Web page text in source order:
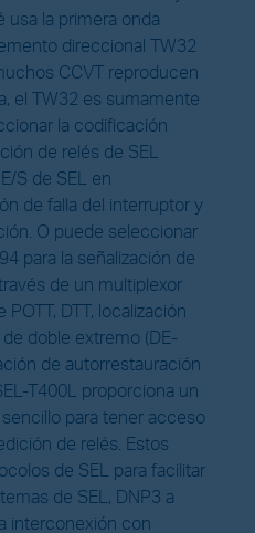
usa la primera onda
direccional TW32
CCVT reproducen
el TW32 es sumamente
la codificación
de relés de SEL
S de SEL en
de falla del interruptor y
O puede seleccionar
para la señalización de
de un multiplexor
DTT, localización
doble extremo (DE-
de autorrestauración
T400L proporciona un
para tener acceso
de relés. Estos
de SEL para facilitar
de SEL, DNP3 a
interconexión con